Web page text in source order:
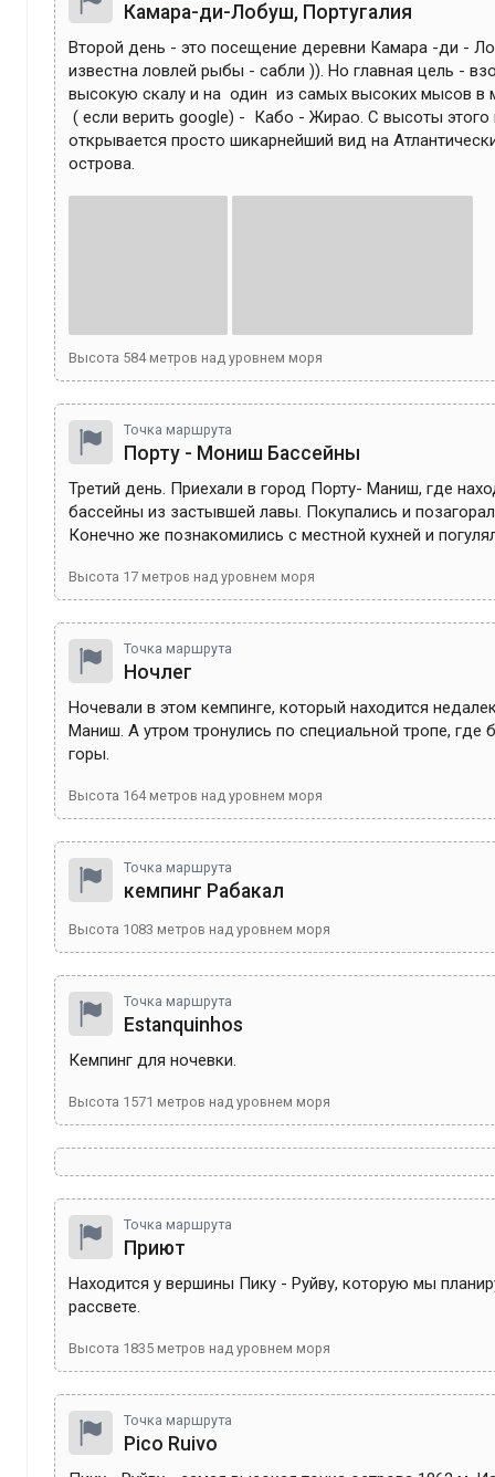
Камара-ди-Лобуш, Португалия
Второй день - это посещение деревни Камара -ди -
известна ловлей рыбы - сабли )). Но главная цель -
высокую скалу и на  один  из самых высоких мысов
открывается просто шикарнейший вид на
острова.
Высота 584метров над уровнем моря
Точка маршрута
Порту - Мониш Бассейны
Третий день. Приехали в город Порту- Маниш, где
бассейны из застывшей лавы. Покупались и
Конечно же познакомились с местной кухней и
Высота 17 метров над уровнем моря
Точка маршрута
Ночлег
Ночевали в этом кемпинге, который находится
Маниш. А утром тронулись по специальной тропе, где
горы.
Высота 164метров над уровнем моря
Точка маршрута
кемпинг Рабакал
Высота 1083 метров над уровнем моря
Точка маршрута
Estanquinhos
Кемпинг для ночевки.
Высота 1571 метров над уровнем моря
Точка маршрута
Приют
Находится у вершины Пику - Руйву, которую мы
рассвете.
Высота 1835 метров над уровнем моря
Точка маршрута
Pico Ruivo